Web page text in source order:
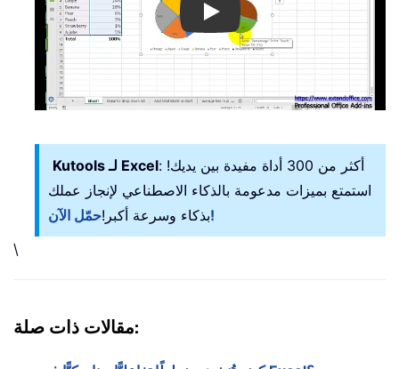
Play
Kutools لـ Excel: أكثر من 300 أداة مفيدة بين يديك!
استمتع بميزات مدعومة بالذكاء الاصطناعي لإنجاز عملك
بذكاء وسرعة أكبر!حمّل الآن!
\
مقالات ذات صلة: